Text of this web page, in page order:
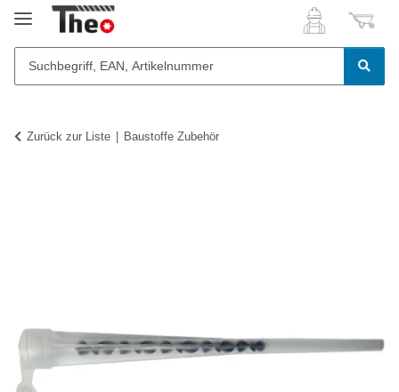
Zurück zur Liste Baustoffe Zubehör